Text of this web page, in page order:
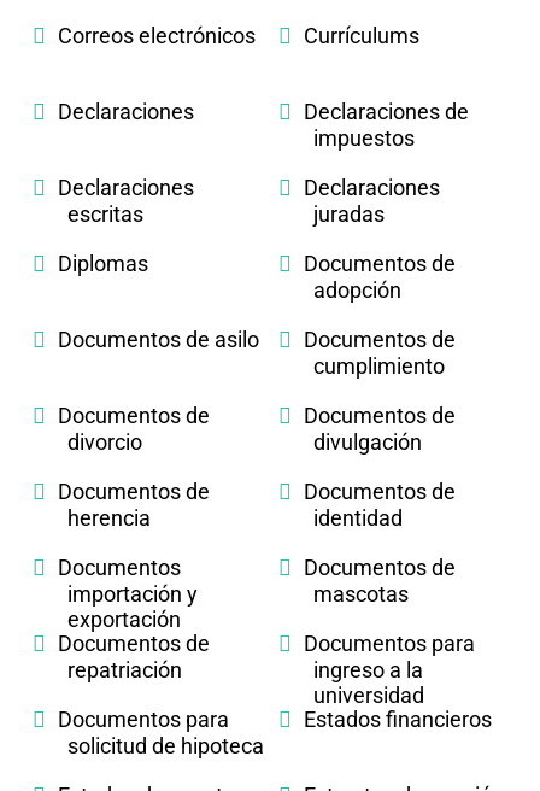
Correos electrónicos
Currículums
Declaraciones
Declaraciones de
impuestos
Declaraciones
escritas
Declaraciones
juradas
Diplomas
Documentos de
adopción
Documentos de asilo
Documentos de
cumplimiento
Documentos de
divorcio
Documentos de
divulgación
Documentos de
herencia
Documentos de
identidad
Documentos
importación y
exportación
Documentos de
mascotas
Documentos de
repatriación
Documentos para
ingreso a la
universidad
Documentos para
solicitud de hipoteca
Estados financieros